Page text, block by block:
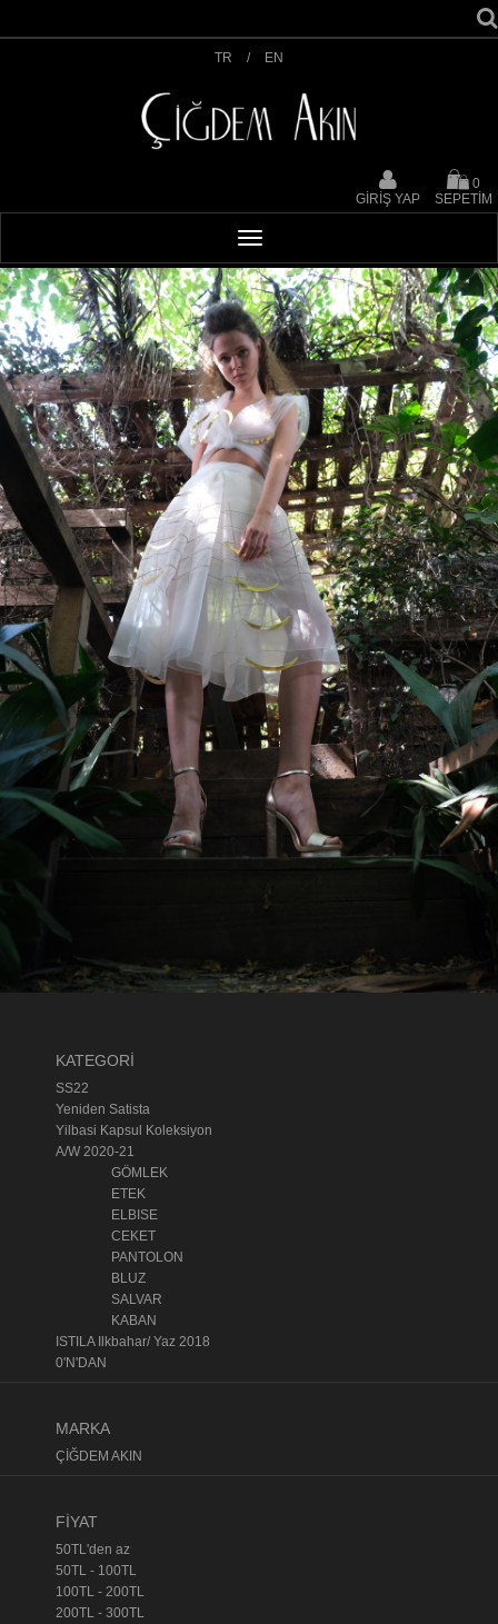
TR / EN
GİRİŞ YAP
0
SEPETİM
KATEGORİ
SS22
Yeniden Satista
Yilbasi Kapsul Koleksiyon
A/W 2020-21
GÖMLEK
ETEK
ELBISE
CEKET
PANTOLON
BLUZ
SALVAR
KABAN
ISTILA Ilkbahar/ Yaz 2018
0'N'DAN
MARKA
ÇİĞDEM AKIN
FİYAT
50TL'den az
50TL - 100TL
100TL - 200TL
200TL - 300TL